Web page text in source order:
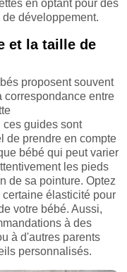
en optant pour des
développement.
et la taille de
proposent souvent
entre
ces guides sont
de prendre en compte
bébé qui peut varier
les pieds
de sa pointure. Optez
élasticité pour
votre bébé. Aussi,
à des
à d'autres parents
personnalisés.